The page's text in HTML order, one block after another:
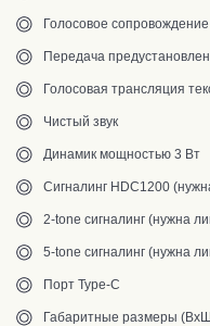
Голосовое сопровождение
Передача
Голосовая трансляция
Чистый звук
Динамик мощностью 3 Вт
Сигналинг HDC1200
2-tone сигналинг (нужна
5-tone сигналинг (нужна
Порт Type-C
Габаритные размеры